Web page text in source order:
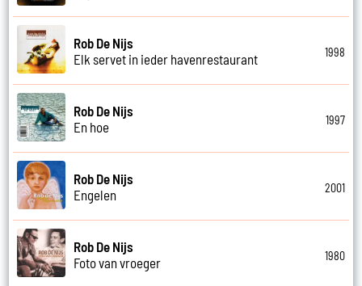
Rob De Nijs
Elk servet in ieder havenrestaurant
1998
Rob De Nijs
En hoe
1997
Rob De Nijs
Engelen
2001
Rob De Nijs
Foto van vroeger
1980